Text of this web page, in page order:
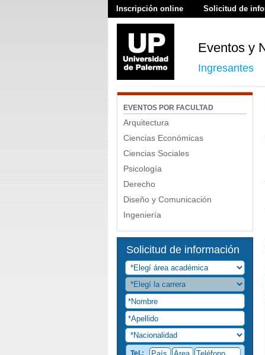
Inscripción online Solicitud de
Eventos y
Ingresantes
EVENTOS POR FACULTAD
Arquitectura
Ciencias Económicas
Ciencias Sociales
Psicología
Derecho
Diseño y Comunicación
Ingeniería
Solicitud de información
Tel.: